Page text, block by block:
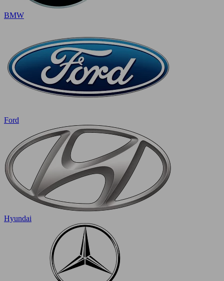
BMW
Ford
Hyundai